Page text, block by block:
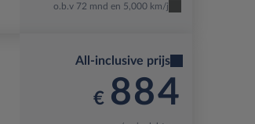
o.b.v 72 mnd en 5,000 km/j
All-inclusive prijs
€ 884